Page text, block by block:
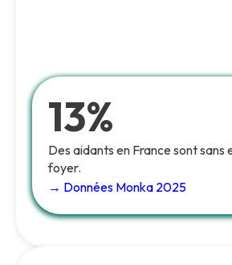
13%
Des aidants en France sont sans
foyer.
→ Données Monka 2025